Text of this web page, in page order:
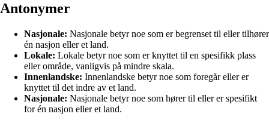
Antonymer
Nasjonale: Nasjonale betyr noe som er begrenset til eller tilhører
én nasjon eller et land.
Lokale: Lokale betyr noe som er knyttet til en spesifikk plass
eller område, vanligvis på mindre skala.
Innenlandske: Innenlandske betyr noe som foregår eller er
knyttet til det indre av et land.
Nasjonale: Nasjonale betyr noe som hører til eller er spesifikt
for én nasjon eller et land.